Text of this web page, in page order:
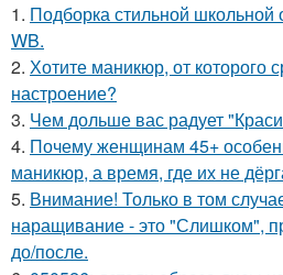
1. Подборка стильной
WB.
2. Хотите маникюр, от которого
настроение?
3. Чем дольше вас радует
4. Почему женщинам 45+
маникюр, а время, где их не
5. Внимание! Только в том
наращивание - это "Слишком",
до/после.